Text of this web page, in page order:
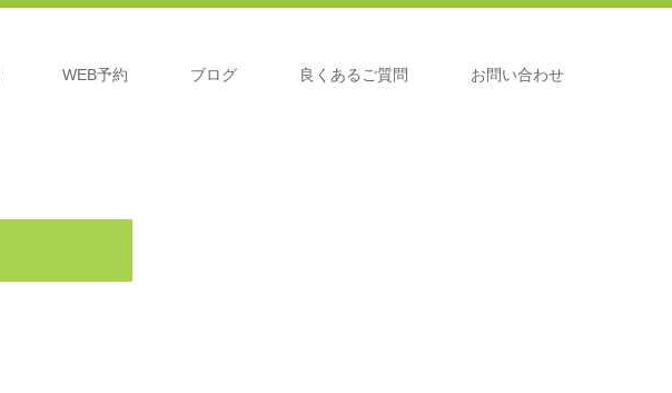
WEB予約 ブログ 良くあるご質問 お問い合わせ